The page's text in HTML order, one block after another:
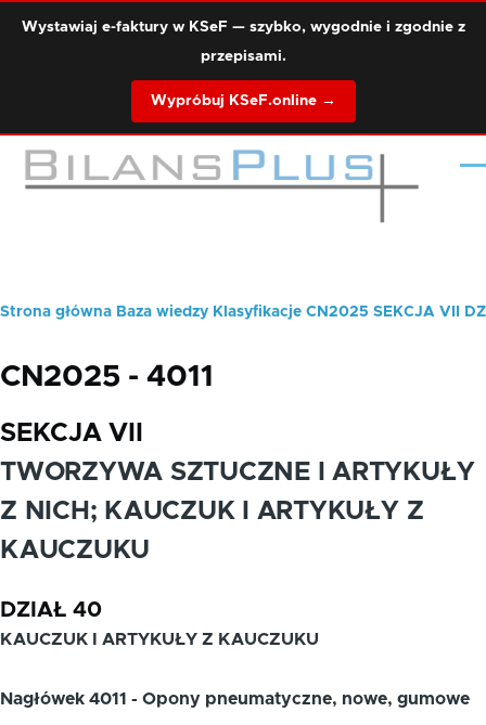
Wystawiaj e-faktury w KSeF — szybko, wygodnie i zgodnie z
przepisami.
Wypróbuj KSeF.online →
Ścieżka
nawigacyjna
Strona główna Baza wiedzy Klasyfikacje CN2025 SEKCJA VII
CN2025 - 4011
SEKCJA VII
TWORZYWA SZTUCZNE I ARTYKUŁY
Z NICH; KAUCZUK I ARTYKUŁY Z
KAUCZUKU
DZIAŁ 40
KAUCZUK I ARTYKUŁY Z KAUCZUKU
Nagłówek 4011 - Opony pneumatyczne, nowe, gumowe